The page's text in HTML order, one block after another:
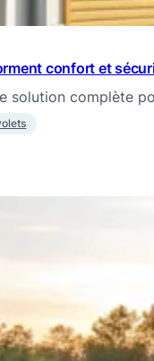
confort et
solution complète